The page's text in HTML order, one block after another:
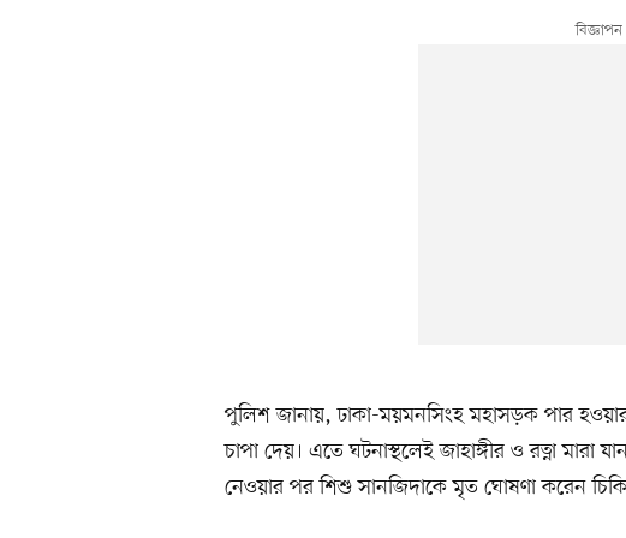
পুলিশ জানায়, ঢাকা-ময়মনসিংহ মহাসড়ক পার
চাপা দেয়। এতে ঘটনাস্থলেই জাহাঙ্গীর ও রত্না মারা
নেওয়ার পর শিশু সানজিদাকে মৃত ঘোষণা করেন